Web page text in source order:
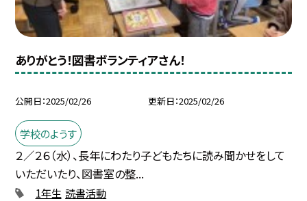
ありがとう！図書ボランティアさん！
公開日 2025/02/26 更新日 2025/02/26
学校のようす
２／２６（水）、長年にわたり子どもたちに読み聞かせをして
いただいたり、図書室の整...
1年生 読書活動